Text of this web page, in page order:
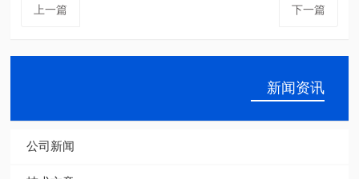
上一篇 下一篇
新闻资讯
公司新闻